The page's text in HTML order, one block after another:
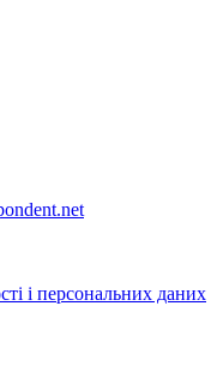
і персональних даних